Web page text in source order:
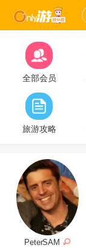
全部会员
旅游攻略
PeterSAM